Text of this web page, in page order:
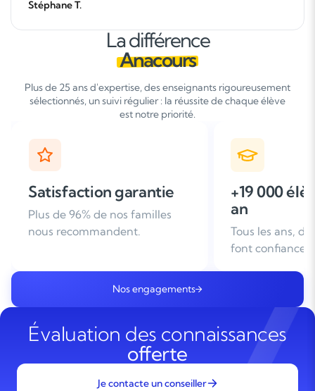
Stéphane T.
La différence
Anacours
Plus de 25 ans d'expertise, des enseignants rigoureusement
sélectionnés, un suivi régulier : la réussite de chaque élève
est notre priorité.
+19 000 élèves suivis /
an
Tous les ans, des familles nous
+ de 25 ans
Leader du
domicile en
Nos engagements
Évaluation des connaissances
offerte
Je contacte un conseiller